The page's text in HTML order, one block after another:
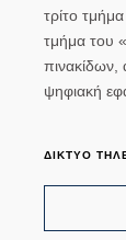
τρίτο τμήμα
τμήμα του
πινακίδων,
ψηφιακή
ΔΙΚΤΥΟ